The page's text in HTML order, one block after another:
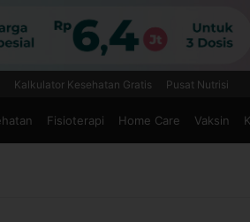
Kalkulator Kesehatan Gratis Pusat Nutrisi
Fisioterapi Home Care Vaksin